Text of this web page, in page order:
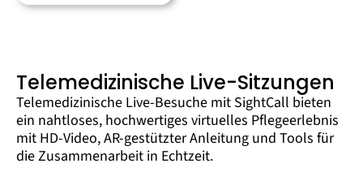
Telemedizinische Live-Sitzungen
Telemedizinische Live-Besuche mit SightCall bieten
ein nahtloses, hochwertiges virtuelles Pflegeerlebnis
mit HD-Video, AR-gestützter Anleitung und Tools für
die Zusammenarbeit in Echtzeit.